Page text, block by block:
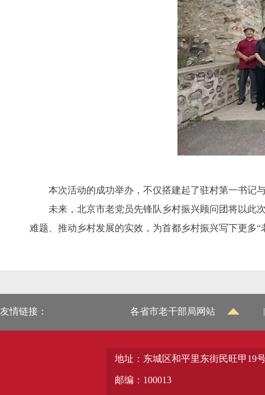
本次活动的成功举办，不仅搭建起了驻村第一书记与
未来，北京市老党员先锋队乡村振兴顾问团将以此次
难题、推动乡村发展的实效，为首都乡村振兴写下更多
友情链接： 各省市老干部局网站
地址：东城区和平里东街民旺甲19
邮编：100013